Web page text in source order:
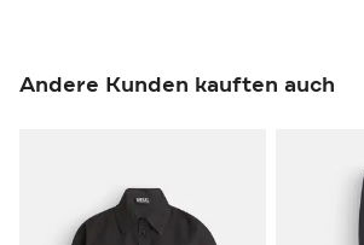
Andere Kunden kauften auch